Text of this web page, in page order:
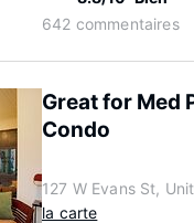
642 commentaires
Great for Med
Condo
127 W Evans St,
la carte